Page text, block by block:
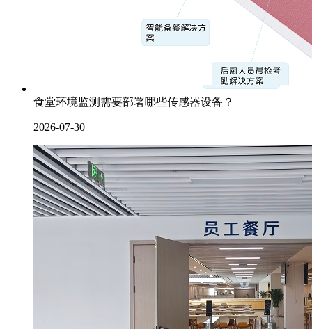
食堂环境监测需要部署哪些传感器设备？
2026-07-30